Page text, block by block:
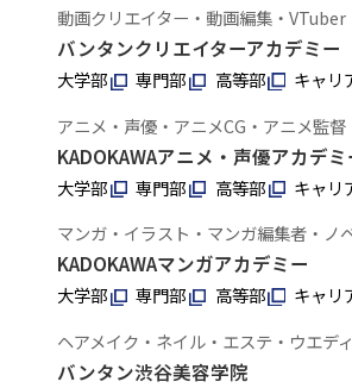
動画クリエイター・動画編集・VTuber
バンタンクリエイターアカデミー
大学部 専門部 高等部
キャリ
アニメ・声優・アニメCG・アニメ監督
KADOKAWAアニメ・声優アカデミ
大学部 専門部 高等部
キャリ
マンガ・イラスト・マンガ編集者・ノ
KADOKAWAマンガアカデミー
大学部 専門部 高等部
キャリ
ヘアメイク・ネイル・エステ・ウエデ
バンタン渋谷美容学院